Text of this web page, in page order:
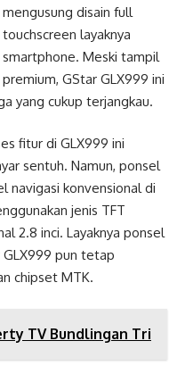
mengusung disain full
touchscreen layaknya
smartphone. Meski tampil
premium, GStar GLX999 ini
yang cukup terjangkau.
fitur di GLX999 ini
sentuh. Namun, ponsel
navigasi konvensional di
jenis TFT
2.8 inci. Layaknya ponsel
pun tetap
chipset MTK.
TV Bundlingan Tri